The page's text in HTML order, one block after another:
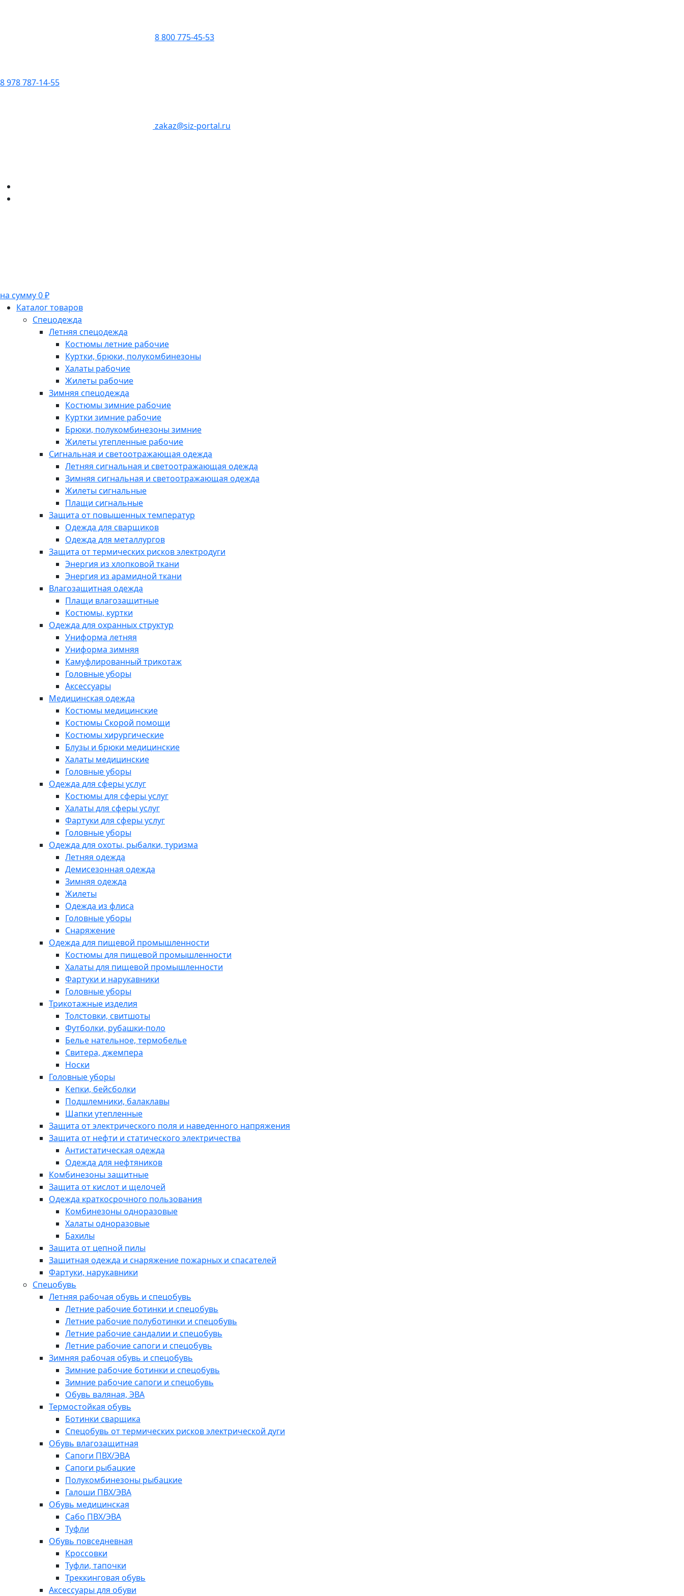
8 800 775-45-53
8 978 787-14-55
zakaz@siz-portal.ru
на сумму 0 ₽
Каталог товаров
Спецодежда
Летняя спецодежда
Костюмы летние рабочие
Куртки, брюки, полукомбинезоны
Халаты рабочие
Жилеты рабочие
Зимняя спецодежда
Костюмы зимние рабочие
Куртки зимние рабочие
Брюки, полукомбинезоны зимние
Жилеты утепленные рабочие
Сигнальная и светоотражающая одежда
Летняя сигнальная и светоотражающая одежда
Зимняя сигнальная и светоотражающая одежда
Жилеты сигнальные
Плащи сигнальные
Защита от повышенных температур
Одежда для сварщиков
Одежда для металлургов
Защита от термических рисков электродуги
Энергия из хлопковой ткани
Энергия из арамидной ткани
Влагозащитная одежда
Плащи влагозащитные
Костюмы, куртки
Одежда для охранных структур
Униформа летняя
Униформа зимняя
Камуфлированный трикотаж
Головные уборы
Аксессуары
Медицинская одежда
Костюмы медицинские
Костюмы Скорой помощи
Костюмы хирургические
Блузы и брюки медицинские
Халаты медицинские
Головные уборы
Одежда для сферы услуг
Костюмы для сферы услуг
Халаты для сферы услуг
Фартуки для сферы услуг
Головные уборы
Одежда для охоты, рыбалки, туризма
Летняя одежда
Демисезонная одежда
Зимняя одежда
Жилеты
Одежда из флиса
Головные уборы
Снаряжение
Одежда для пищевой промышленности
Костюмы для пищевой промышленности
Халаты для пищевой промышленности
Фартуки и нарукавники
Головные уборы
Трикотажные изделия
Толстовки, свитшоты
Футболки, рубашки-поло
Белье нательное, термобелье
Свитера, джемпера
Носки
Головные уборы
Кепки, бейсболки
Подшлемники, балаклавы
Шапки утепленные
Защита от электрического поля и наведенного напряжения
Защита от нефти и статического электричества
Антистатическая одежда
Одежда для нефтяников
Комбинезоны защитные
Защита от кислот и щелочей
Одежда краткосрочного пользования
Комбинезоны одноразовые
Халаты одноразовые
Бахилы
Защита от цепной пилы
Защитная одежда и снаряжение пожарных и спасателей
Фартуки, нарукавники
Спецобувь
Летняя рабочая обувь и спецобувь
Летние рабочие ботинки и спецобувь
Летние рабочие полуботинки и спецобувь
Летние рабочие сандалии и спецобувь
Летние рабочие сапоги и спецобувь
Зимняя рабочая обувь и спецобувь
Зимние рабочие ботинки и спецобувь
Зимние рабочие сапоги и спецобувь
Обувь валяная, ЭВА
Термостойкая обувь
Ботинки сварщика
Спецобувь от термических рисков электрической дуги
Обувь влагозащитная
Сапоги ПВХ/ЭВА
Сапоги рыбацкие
Полукомбинезоны рыбацкие
Галоши ПВХ/ЭВА
Обувь медицинская
Сабо ПВХ/ЭВА
Туфли
Обувь повседневная
Кроссовки
Туфли, тапочки
Треккинговая обувь
Аксессуары для обуви